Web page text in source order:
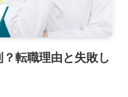
転職理由と失敗し